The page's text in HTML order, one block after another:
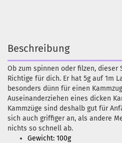
Beschreibung
Ob zum spinnen oder filzen, dieser
Richtige für dich. Er hat 5g auf 1m
besonders dünn für einen
Auseinanderziehen eines dicken
Kammzüge sind deshalb gut für
sich auch griffiger an, als andere
nichts so schnell ab.
Gewicht: 100g